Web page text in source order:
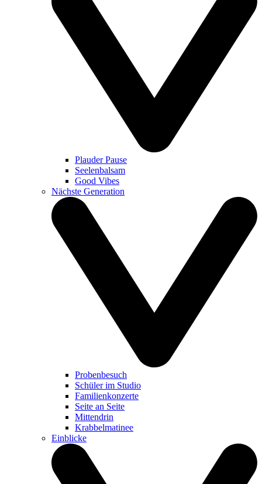
Plauder Pause
Seelenbalsam
Good Vibes
Nächste Generation
Probenbesuch
Schüler im Studio
Familienkonzerte
Seite an Seite
Mittendrin
Krabbelmatinee
Einblicke